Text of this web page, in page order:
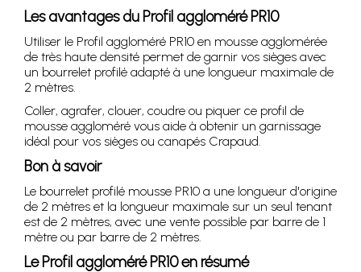
Les avantages du Profil aggloméré PR10
Utiliser le Profil aggloméré PR10 en mousse agglomérée
de très haute densité permet de garnir vos sièges avec
un bourrelet profilé adapté à une longueur maximale de
2 mètres.
Coller, agrafer, clouer, coudre ou piquer ce profil de
mousse aggloméré vous aide à obtenir un garnissage
idéal pour vos sièges ou canapés Crapaud.
Bon à savoir
Le bourrelet profilé mousse PR10 a une longueur d'origine
de 2 mètres et la longueur maximale sur un seul tenant
est de 2 mètres, avec une vente possible par barre de 1
mètre ou par barre de 2 mètres.
Le Profil aggloméré PR10 en résumé